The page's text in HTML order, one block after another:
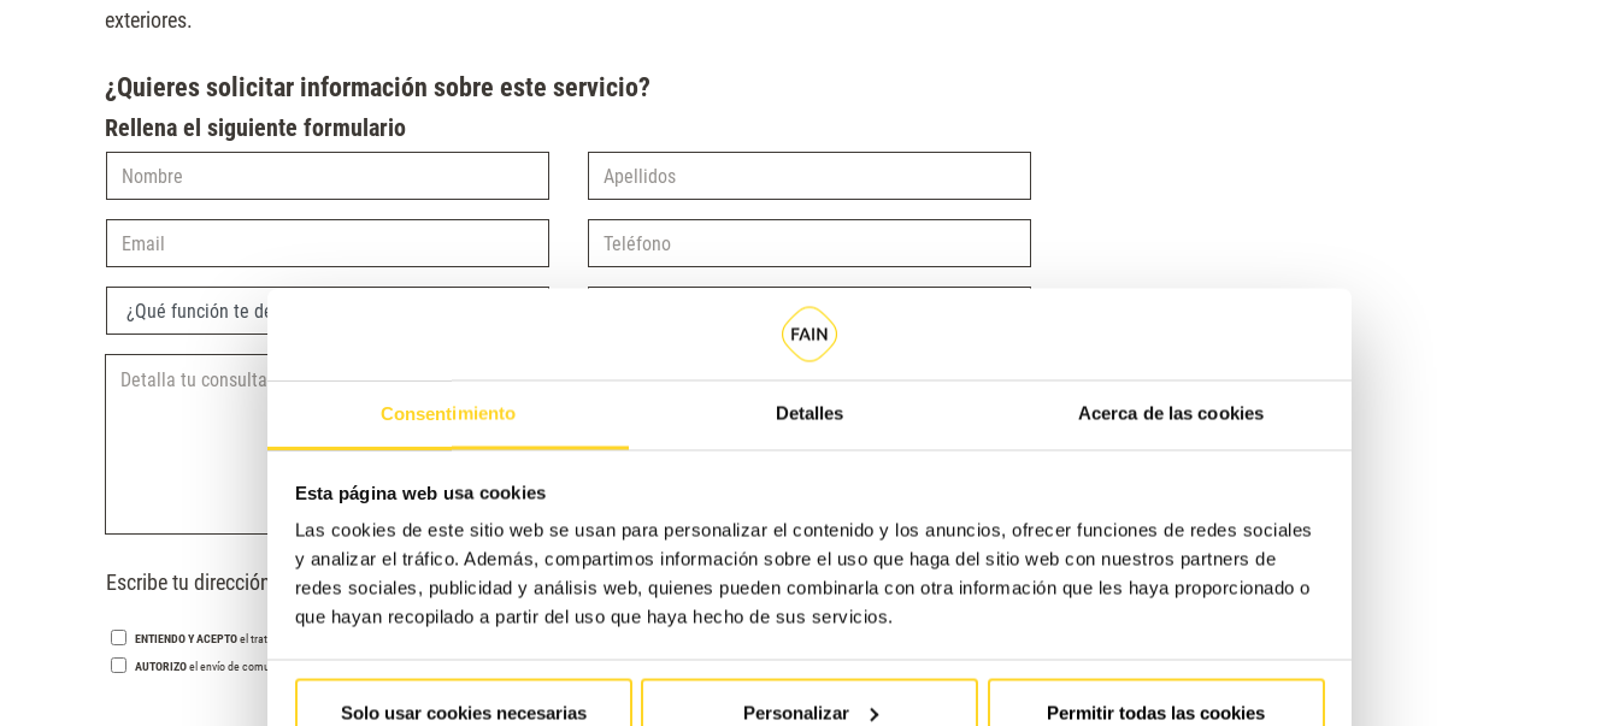
Consentimiento Detalles Acerca de las cookies
Esta página web usa cookies
Las cookies de este sitio web se usan para personalizar el contenido y los anuncios, ofrecer funciones de redes sociales
y analizar el tráfico. Además, compartimos información sobre el uso que haga del sitio web con nuestros partners de
redes sociales, publicidad y análisis web, quienes pueden combinarla con otra información que les haya proporcionado o
que hayan recopilado a partir del uso que haya hecho de sus servicios.
Solo usar cookies necesarias Personalizar Permitir todas las cookies
exteriores.
¿Quieres solicitar información sobre este servicio?
Rellena el siguiente formulario
Nombre Apellidos
Email Teléfono
¿Qué función te describe mejor?
Escribe tu dirección
ENTIENDO Y ACEPTOel tratamiento de mis datos tal y como se describe anteriormente y se explica con mayor detalle en la Política de Privacidad.
AUTORIZOel envío de comunicaciones comerciales